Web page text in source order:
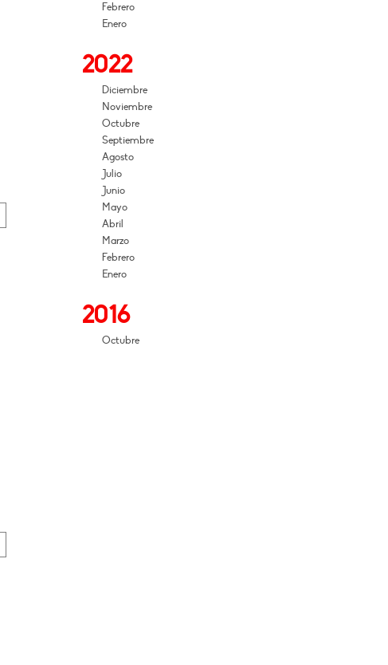
Febrero
Enero
2022
Diciembre
Noviembre
Octubre
Septiembre
Agosto
Julio
Junio
Mayo
Abril
Marzo
Febrero
Enero
2016
Octubre